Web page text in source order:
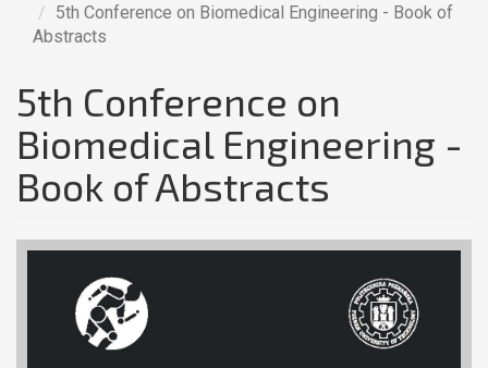
5th Conference on Biomedical Engineering - Book of
Abstracts
5th Conference on
Biomedical Engineering -
Book of Abstracts